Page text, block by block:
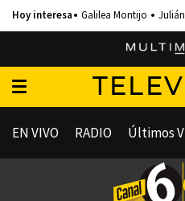
Galilea Montijo
EN VIVO RADIO Últimos